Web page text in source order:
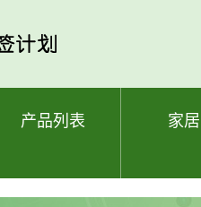
产品列表 家居